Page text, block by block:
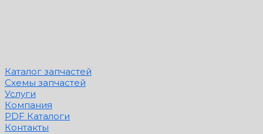
Каталог запчастей
Схемы запчастей
Услуги
Компания
PDF Каталоги
Контакты